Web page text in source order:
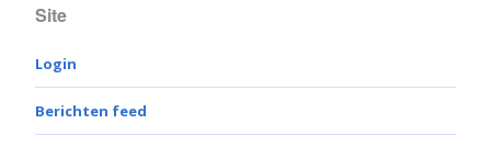
Site
Login
Berichten feed